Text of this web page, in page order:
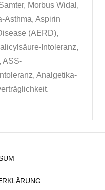
Morbus Widal,
Asthma, Aspirin
(AERD),
Intoleranz,
ASS-
Analgetika-